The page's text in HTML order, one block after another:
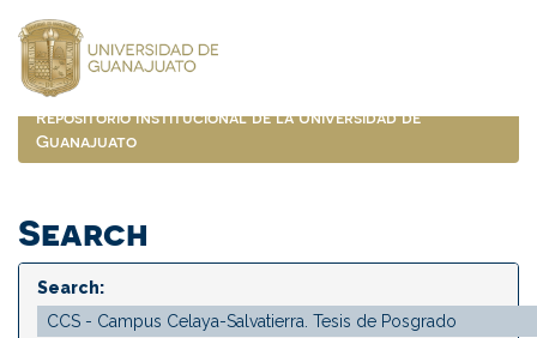
navigation
Repositorio Institucional de la Universidad de
Guanajuato
Search
Search: